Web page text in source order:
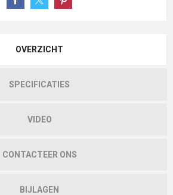
OVERZICHT
SPECIFICATIES
VIDEO
CONTACTEER ONS
BIJLAGEN